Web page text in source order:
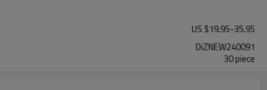
US $19.95-35.95
DiZNEW240091
30 piece